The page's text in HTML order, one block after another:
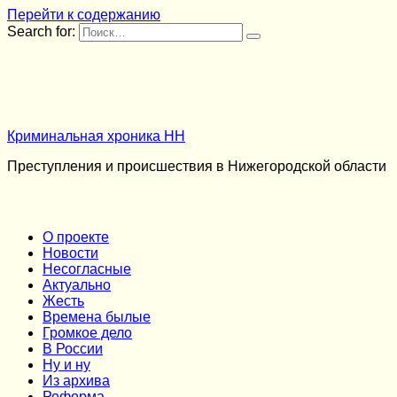
Перейти к содержанию
Search for:
Криминальная хроника НН
Преступления и происшествия в Нижегородской области
О проекте
Новости
Несогласные
Актуально
Жесть
Времена былые
Громкое дело
В России
Ну и ну
Из архива